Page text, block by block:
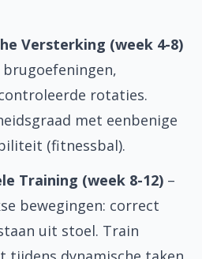
Versterking (week 4-8)
rotaties.
met eenbenige
(fitnessbal).
Training (week 8-12) –
bewegingen: correct
uit stoel. Train